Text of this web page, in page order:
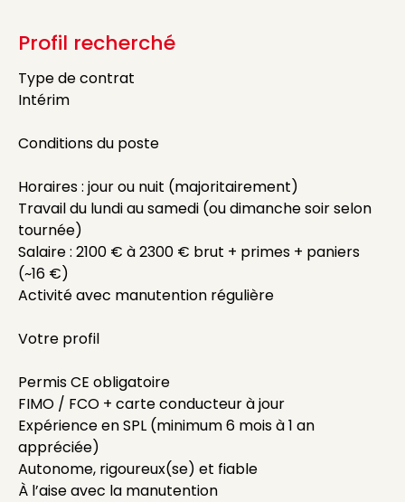
Profil recherché
Type de contrat
Intérim
Conditions du poste
Horaires : jour ou nuit (majoritairement)
Travail du lundi au samedi (ou dimanche soir selon
tournée)
Salaire : 2100 € à 2300 € brut + primes + paniers
(~16 €)
Activité avec manutention régulière
Votre profil
Permis CE obligatoire
FIMO / FCO + carte conducteur à jour
Expérience en SPL (minimum 6 mois à 1 an
appréciée)
Autonome, rigoureux(se) et fiable
À l’aise avec la manutention